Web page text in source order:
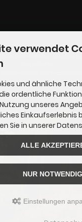
verwendet
und ähnliche
ordentliche
unseres
Einkaufserlebnis
Sie in unserer
ALLE
NUR
Einstellungen